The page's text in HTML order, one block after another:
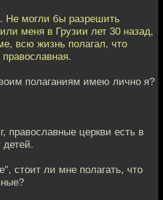
могли бы разрешить
меня в Грузии лет 30 назад,
всю жизнь полагал, что
православная.
полаганиям имею лично я?
православные церкви есть в
детей.
стоит ли мне полагать, что